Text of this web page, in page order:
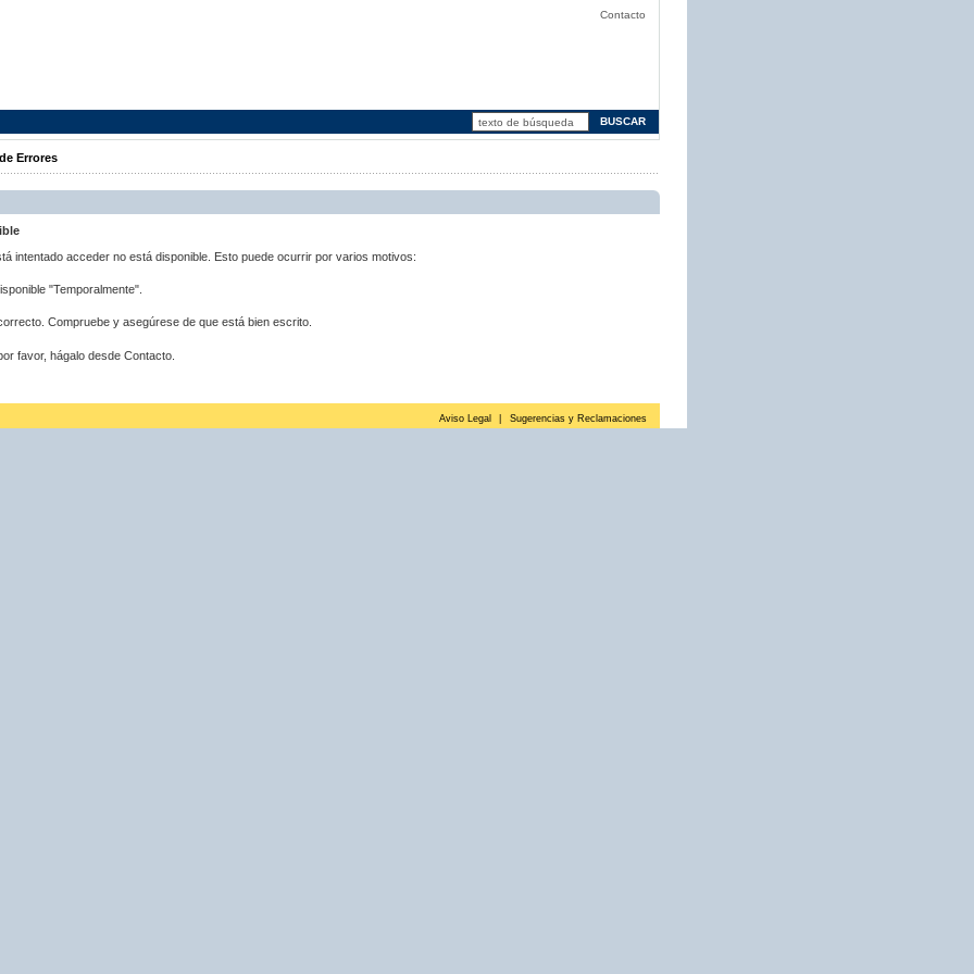
Contacto
Errores
intentado acceder no está disponible. Esto puede ocurrir por varios motivos:
"Temporalmente".
Compruebe y asegúrese de que está bien escrito.
favor, hágalo desde Contacto.
Aviso Legal Sugerencias y Reclamaciones